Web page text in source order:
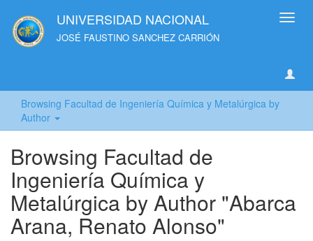
UNIVERSIDAD NACIONAL
JOSÉ FAUSTINO SANCHEZ CARRIÓN
Browsing Facultad de Ingeniería Química y Metalúrgica by
Author
Browsing Facultad de
Ingeniería Química y
Metalúrgica by Author "Abarca
Arana, Renato Alonso"